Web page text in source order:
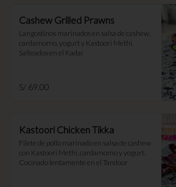
Cashew Grilled Prawns
Langostinos marinados en salsa de cashew,
cardamomo, yogurt y Kastoori Methi.
Salteados en el Kadai
S/ 69.00
Kastoori Chicken Tikka
Filete de pollo marinado en salsa de cashew
con Kastoori Methi, cardamomo y yogurt.
Cocinado lentamente en el Tandoor